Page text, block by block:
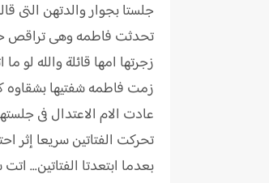
جلستا بجوار والدتهن التى
تحدثت فاطمه وهى تراقص
زجرتها امها قائلة والله
زمت فاطمه شفتيها بشقاوه
عادت الام الاعتدال فى
تحركت الفتاتين سريعا إثر
بعدما ابتعدتا الفتاتين...